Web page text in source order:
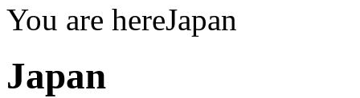
You are hereJapan
Japan